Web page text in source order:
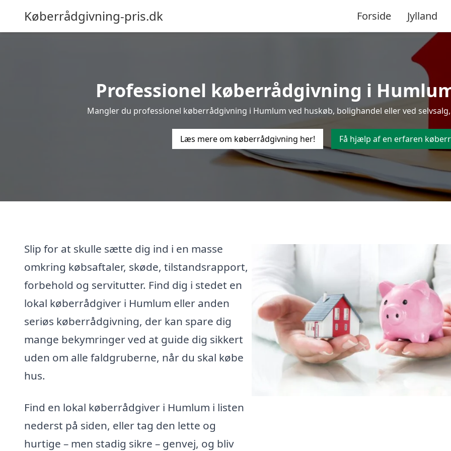
Køberrådgivning-pris.dk Forside Jylland
Professionel køberrådgivning i
Mangler du professionel køberrådgivning i Humlum ved huskøb, bolighandel eller ved
Læs mere om køberrådgivning her! Få hjælp af en erfaren
Slip for at skulle sætte dig ind i en masse
omkring købsaftaler, skøde, tilstandsrapport,
forbehold og servitutter. Find dig i stedet en
lokal køberrådgiver i Humlum eller anden
seriøs køberrådgivning, der kan spare dig
mange bekymringer ved at guide dig sikkert
uden om alle faldgruberne, når du skal købe
hus.
Find en lokal køberrådgiver i Humlum i listen
nederst på siden, eller tag den lette og
hurtige – men stadig sikre – genvej, og bliv